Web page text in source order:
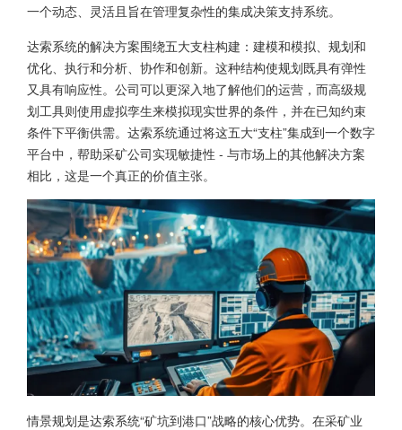
一个动态、灵活且旨在管理复杂性的集成决策支持系统。
达索系统的解决方案围绕五大支柱构建：建模和模拟、规划和
优化、执行和分析、协作和创新。这种结构使规划既具有弹性
又具有响应性。公司可以更深入地了解他们的运营，而高级规
划工具则使用虚拟孪生来模拟现实世界的条件，并在已知约束
条件下平衡供需。达索系统通过将这五大“支柱”集成到一个数字
平台中，帮助采矿公司实现敏捷性 - 与市场上的其他解决方案
相比，这是一个真正的价值主张。
情景规划是达索系统“矿坑到港口”战略的核心优势。在采矿业